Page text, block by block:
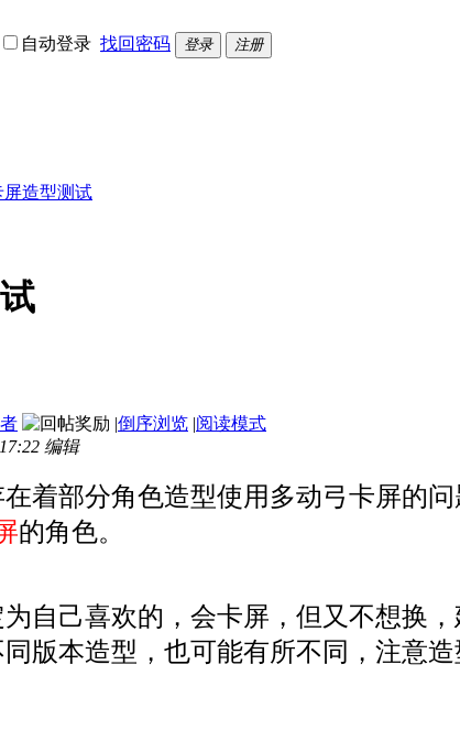
自动登录 找回密码 登录 注册
屏造型测试
|倒序浏览 |阅读模式
编辑
着部分角色造型使用多动弓卡屏的
的角色。
自己喜欢的，会卡屏，但又不想换
版本造型，也可能有所不同，注意造